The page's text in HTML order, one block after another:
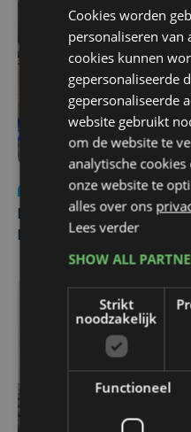
Nieuws
di 4
Man en vrouw dood
Pieters Brugge
Cookies worden
personaliseren van
cookies kunnen
gepersonaliseerde
gepersonaliseerde
website gebruikt
om de website te
analytische
onze website te
alles over ons
Lees verder
SHOW ALL
Strikt
noodzakelijk
Functioneel